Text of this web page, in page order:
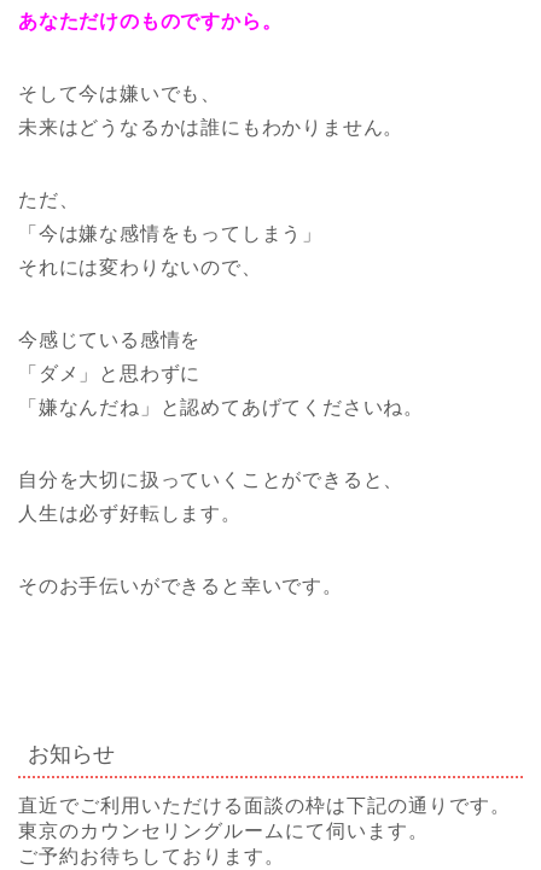
あなただけのものですから。
そして今は嫌いでも、
未来はどうなるかは誰にもわかりません。
ただ、
「今は嫌な感情をもってしまう」
それには変わりないので、
今感じている感情を
「ダメ」と思わずに
「嫌なんだね」と認めてあげてくださいね。
自分を大切に扱っていくことができると、
人生は必ず好転します。
そのお手伝いができると幸いです。
お知らせ
直近でご利用いただける面談の枠は下記の通りです。
東京のカウンセリングルームにて伺います。
ご予約お待ちしております。